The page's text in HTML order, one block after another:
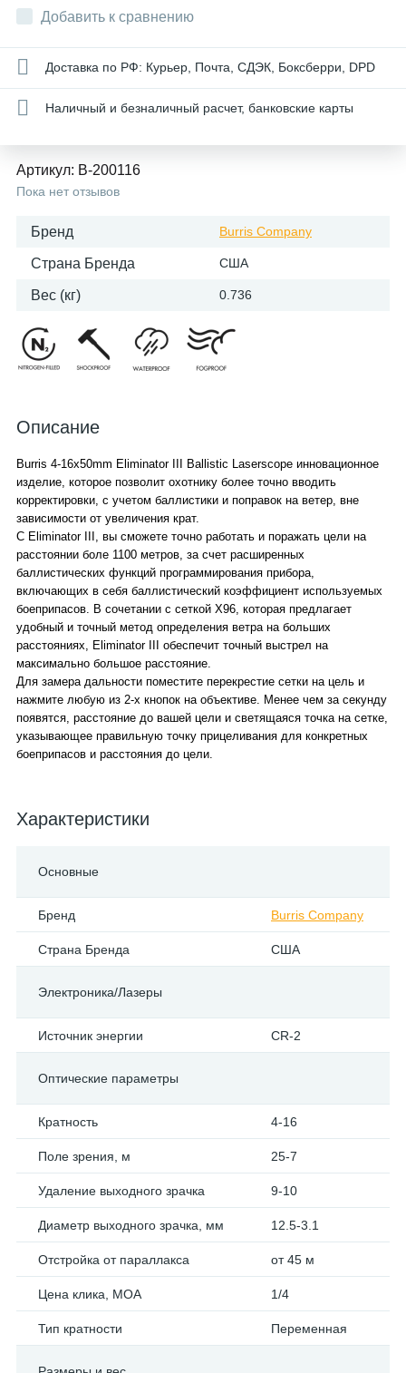
Добавить к сравнению
Доставка по РФ: Курьер, Почта, СДЭК, Боксберри, DPD
Наличный и безналичный расчет, банковские карты
Артикул: B-200116
Пока нет отзывов
Бренд Burris Company
Страна Бренда США
Вес (кг) 0.736
Описание
Burris 4-16x50mm Eliminator III Ballistic Laserscope инновационное
изделие, которое позволит охотнику более точно вводить
корректировки, с учетом баллистики и поправок на ветер, вне
зависимости от увеличения крат.
С Eliminator III, вы сможете точно работать и поражать цели на
расстоянии боле 1100 метров, за счет расширенных
баллистических функций программирования прибора,
включающих в себя баллистический коэффициент используемых
боеприпасов. В сочетании с сеткой X96, которая предлагает
удобный и точный метод определения ветра на больших
расстояниях, Eliminator III обеспечит точный выстрел на
максимально большое расстояние.
Для замера дальности поместите перекрестие сетки на цель и
нажмите любую из 2-х кнопок на объективе. Менее чем за секунду
появятся, расстояние до вашей цели и светящаяся точка на сетке,
указывающее правильную точку прицеливания для конкретных
боеприпасов и расстояния до цели.
Характеристики
Основные
Бренд Burris Company
Страна Бренда США
Электроника/Лазеры
Источник энергии CR-2
Оптические параметры
Кратность 4-16
Поле зрения, м 25-7
Удаление выходного зрачка 9-10
Диаметр выходного зрачка, мм 12.5-3.1
Отстройка от параллакса от 45 м
Цена клика, МОА 1/4
Тип кратности Переменная